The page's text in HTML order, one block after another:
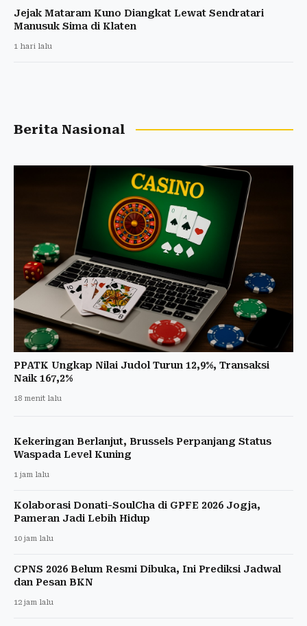
Jejak Mataram Kuno Diangkat Lewat Sendratari
Manusuk Sima di Klaten
1 hari lalu
Berita Nasional
PPATK Ungkap Nilai Judol Turun 12,9%, Transaksi
Naik 167,2%
18 menit lalu
Kekeringan Berlanjut, Brussels Perpanjang Status
Waspada Level Kuning
1 jam lalu
Kolaborasi Donati-SoulCha di GPFE 2026 Jogja,
Pameran Jadi Lebih Hidup
10 jam lalu
CPNS 2026 Belum Resmi Dibuka, Ini Prediksi Jadwal
dan Pesan BKN
12 jam lalu